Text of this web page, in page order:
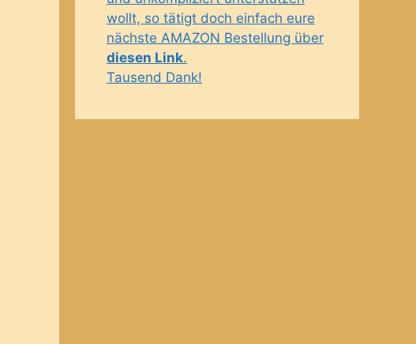
wollt, so tätigt doch einfach eure
nächste AMAZON Bestellung über
diesen Link.
Tausend Dank!